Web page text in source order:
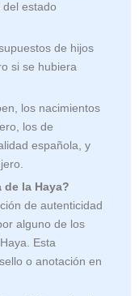
estado
de hijos
si se hubiera
los nacimientos
los de
española, y
la Haya?
de autenticidad
alguno de los
Esta
o anotación en